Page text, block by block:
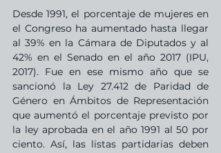
Desde 1991, el porcentaje de mujeres en
el Congreso ha aumentado hasta llegar
al 39% en la Cámara de Diputados y al
42% en el Senado en el año 2017 (IPU,
2017). Fue en ese mismo año que se
sancionó la Ley 27.412 de Paridad de
Género en Ámbitos de Representación
que aumentó el porcentaje previsto por
la ley aprobada en el año 1991 al 50 por
ciento. Así, las listas partidarias deben